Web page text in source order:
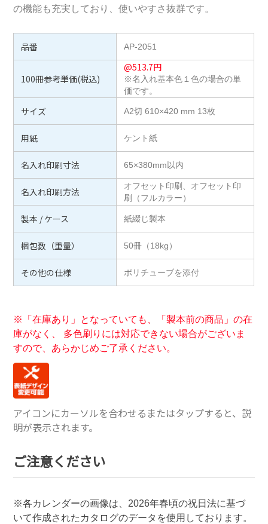
の機能も充実しており、使いやすさ抜群です。
品番 AP-2051
100冊参考単価(税込)
@513.7円
※名入れ基本色１色の場合の単
価です。
サイズ A2切 610×420 mm 13枚
用紙 ケント紙
名入れ印刷寸法 65×380mm以内
名入れ印刷方法
オフセット印刷、オフセット印
刷（フルカラー）
製本 / ケース 紙綴じ製本
梱包数（重量） 50冊（18kg）
その他の仕様 ポリチューブを添付
※「在庫あり」となっていても、「製本前の商品」の在
庫がなく、 多色刷りには対応できない場合がございま
すので、あらかじめご了承ください。
アイコンにカーソルを合わせるまたはタップすると、説
明が表示されます。
ご注意ください
※各カレンダーの画像は、 2026年春頃の祝日法に基づ
いて作成されたカタログのデータを使用しております。